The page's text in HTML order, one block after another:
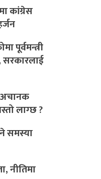
कांग्रेस
पूर्वमन्त्री
सरकारलाई
अचानक
लाग्छ ?
समस्या
नीतिमा